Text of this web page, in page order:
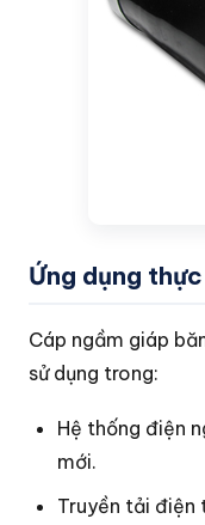
Ứng dụng
Cáp ngầm giáp
sử dụng trong:
Hệ thống điện
mới.
Truyền tải điện